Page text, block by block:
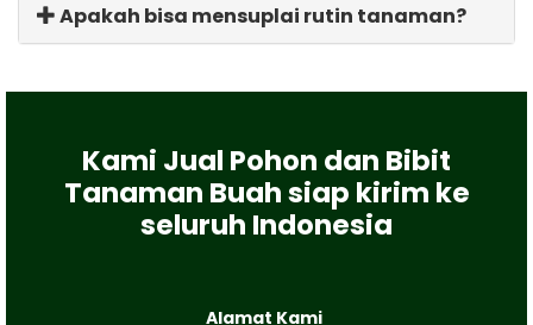
Apakah bisa mensuplai rutin tanaman?
Kami Jual Pohon dan Bibit
Tanaman Buah siap kirim ke
seluruh Indonesia
Alamat Kami